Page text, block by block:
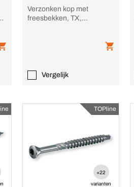
Verzonken kop met
freesbekken, TX,
Vergelijk
TOPline
+22
varianten